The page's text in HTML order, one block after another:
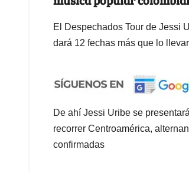
El Despechados Tour de Jessi
dará 12 fechas más que lo
De ahí Jessi Uribe se
recorrer Centroamérica,
confirmadas